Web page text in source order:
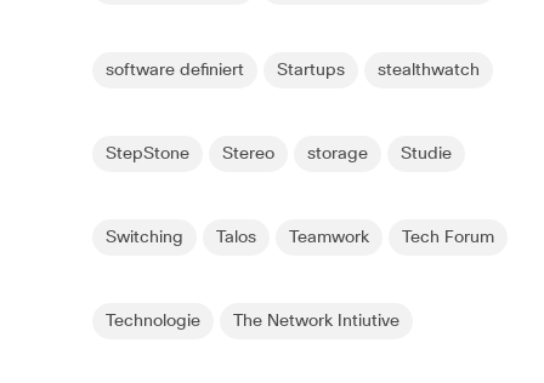
software definiert Startups stealthwatch
StepStone Stereo storage Studie
Switching Talos Teamwork Tech Forum
Technologie The Network Intiutive